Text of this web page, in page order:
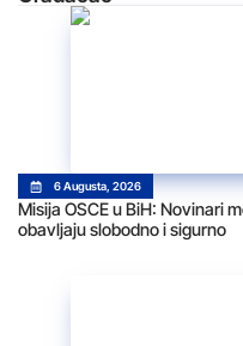
6 Augusta, 2026
Misija OSCE u BiH: Novinari
obavljaju slobodno i sigurno